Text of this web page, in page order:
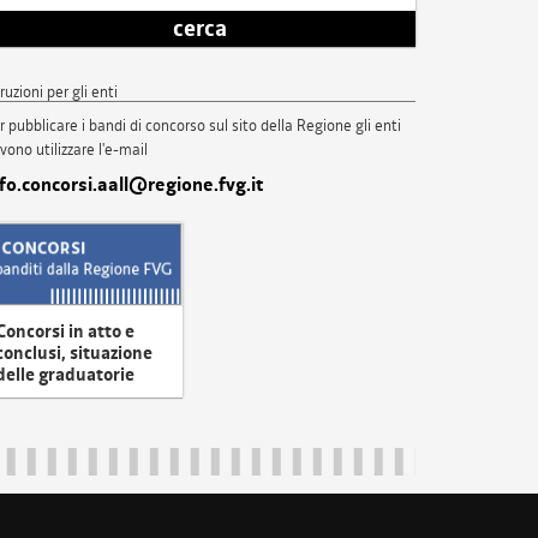
cerca
per gli enti
pubblicare i bandi di concorso sul sito della Regione gli enti
utilizzare l'e-mail
in atto e
situazione
graduatorie